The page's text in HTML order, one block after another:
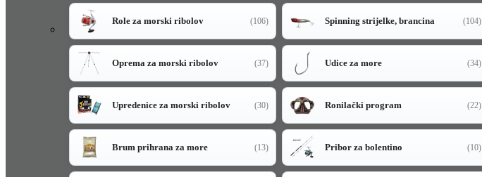
Role za morski ribolov (106) Spinning strijelke, brancina (104)
Oprema za morski ribolov (37) Udice za more (34)
Upredenice za morski ribolov (30) Ronilački program (22)
Brum prihrana za more (13) Pribor za bolentino (10)